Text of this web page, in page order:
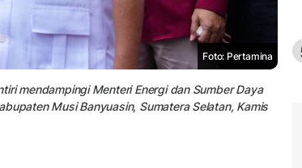
Foto: Pertamina
mendampingi Menteri Energi dan Sumber Daya
Musi Banyuasin, Sumatera Selatan, Kamis